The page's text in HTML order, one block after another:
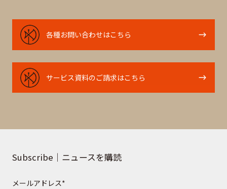
各種お問い合わせはこちら
こ
ら
サービス資料のご請求はこちら
の
請
Subscribe｜ニュースを購読
メールアドレス*